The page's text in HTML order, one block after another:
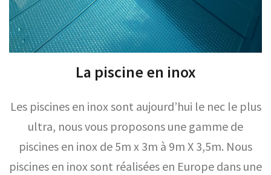
La piscine en inox
Les piscines en inox sont aujourd’hui le nec le plus
ultra, nous vous proposons une gamme de
piscines en inox de 5m x 3m à 9m X 3,5m. Nous
piscines en inox sont réalisées en Europe dans une